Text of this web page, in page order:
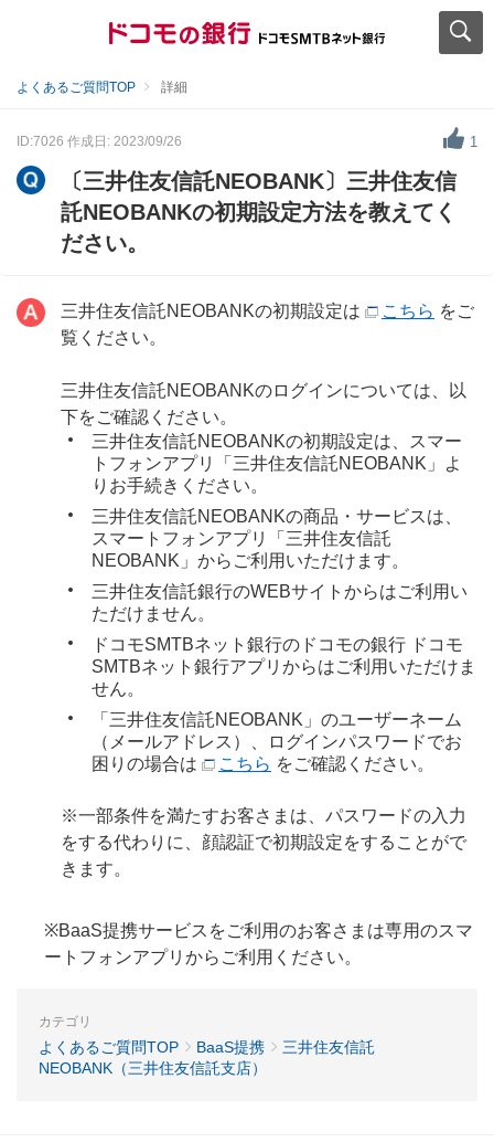
よくあるご質問TOP 詳細
ID:7026 作成日: 2023/09/26 1
〔三井住友信託NEOBANK〕三井住友信
託NEOBANKの初期設定方法を教えてく
ださい。
三井住友信託NEOBANKの初期設定は こちら をご
覧ください。
三井住友信託NEOBANKのログインについては、以
下をご確認ください。
三井住友信託NEOBANKの初期設定は、スマー
トフォンアプリ「三井住友信託NEOBANK」よ
りお手続きください。
三井住友信託NEOBANKの商品・サービスは、
スマートフォンアプリ「三井住友信託
NEOBANK」からご利用いただけます。
三井住友信託銀行のWEBサイトからはご利用い
ただけません。
ドコモSMTBネット銀行のドコモの銀行 ドコモ
SMTBネット銀行アプリからはご利用いただけま
せん。
「三井住友信託NEOBANK」のユーザーネーム
（メールアドレス）、ログインパスワードでお
困りの場合は
こちら をご確認ください。
※一部条件を満たすお客さまは、パスワードの入力
をする代わりに、顔認証で初期設定をすることがで
きます。
※BaaS提携サービスをご利用のお客さまは専用のスマ
ートフォンアプリからご利用ください。
カテゴリ
よくあるご質問TOP BaaS提携
三井住友信託
NEOBANK（三井住友信託支店）